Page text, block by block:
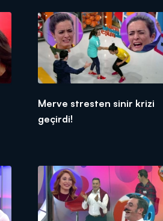
Merve stresten sinir krizi
geçirdi!